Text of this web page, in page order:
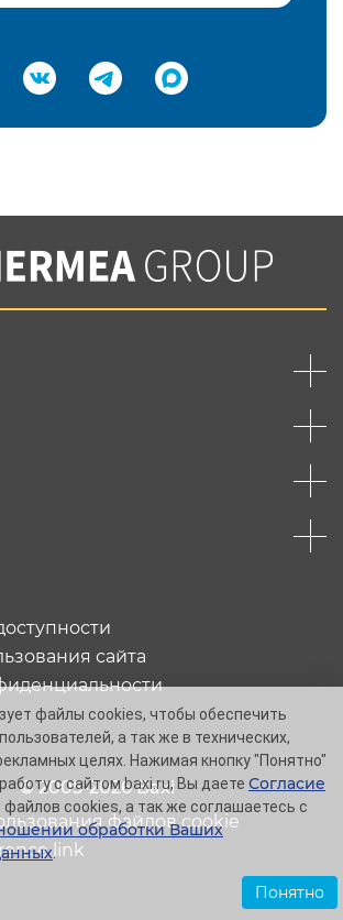
e-mail
с нашей политикой
© 2005-2026 Baxi
сайта
файлов cookie
link
файлы cookies, чтобы обеспечить
а так же в технических,
целях. Нажимая кнопку "Понятно"
с сайтом baxi.ru, Вы даете Согласие
файлов cookies, а так же соглашаетесь с
обработки Ваших
.
Понятно